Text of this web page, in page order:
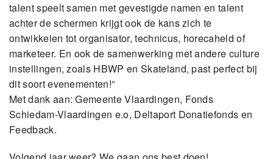
talent speelt samen met gevestigde namen en talent
achter de schermen krijgt ook de kans zich te
ontwikkelen tot organisator, technicus, horecaheld of
marketeer. En ook de samenwerking met andere culture
instellingen, zoals HBWP en Skateland, past perfect bij
dit soort evenementen!”
Met dank aan: Gemeente Vlaardingen, Fonds
Schiedam-Vlaardingen e.o, Deltaport Donatiefonds en
Feedback.